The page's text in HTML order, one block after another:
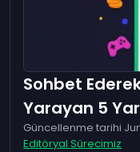
Sohbet
Yarayan 5
Güncellenme tarihi
Editöryal Sürecimiz